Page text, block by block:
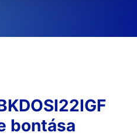
bontása